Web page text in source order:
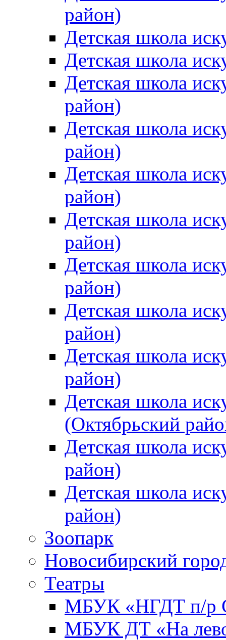
район)
Детская школа
Детская школа
Детская школа
район)
Детская школа
район)
Детская школа
район)
Детская школа
район)
Детская школа
район)
Детская школа
район)
Детская школа
район)
Детская школа
(Октябрьский
Детская школа
район)
Детская школа
район)
Зоопарк
Новосибирский
Театры
МБУК «НГДТ п/р
МБУК ДТ «На